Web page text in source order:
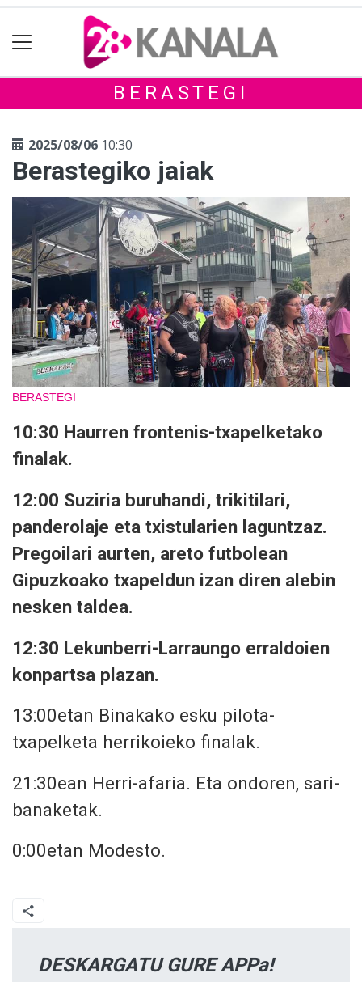
BERASTEGI
2025/08/06 10:30
Berastegiko jaiak
BERASTEGI
10:30 Haurren frontenis-txapelketako
finalak.
12:00 Suziria buruhandi, trikitilari,
panderolaje eta txistularien laguntzaz.
Pregoilari aurten, areto futbolean
Gipuzkoako txapeldun izan diren alebin
nesken taldea.
12:30 Lekunberri-Larraungo erraldoien
konpartsa plazan.
13:00etan Binakako esku pilota-
txapelketa herrikoieko finalak.
21:30ean Herri-afaria. Eta ondoren, sari-
banaketak.
0:00etan Modesto.
DESKARGATU GURE APPa!